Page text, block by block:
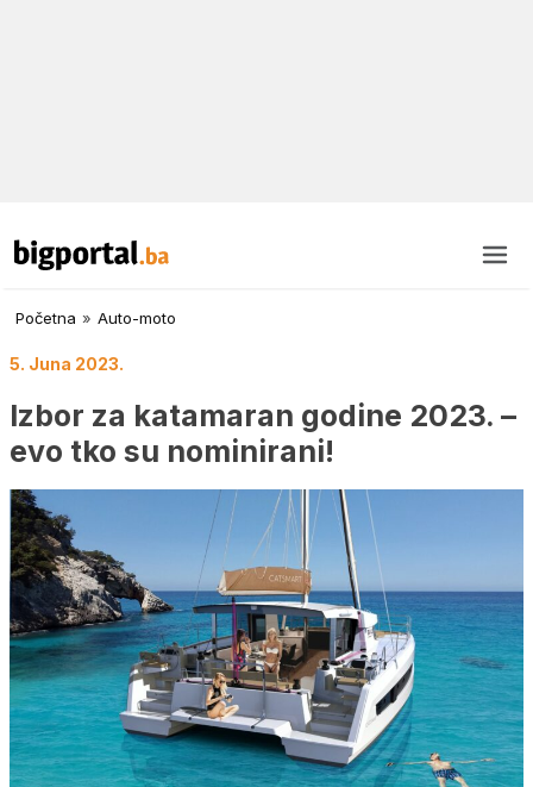
Početna » Auto-moto
5. Juna 2023.
Izbor za katamaran godine 2023. –
evo tko su nominirani!